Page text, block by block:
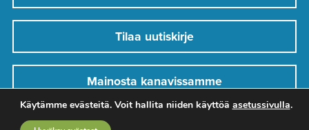
Tilaa uutiskirje
Mainosta kanavissamme
Käytämme evästeitä. Voit hallita niiden käyttöä asetussivulla.